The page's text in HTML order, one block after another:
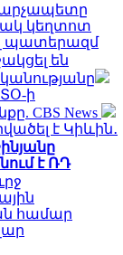
կեղտոտ
պատերազմ
են
ի
CBS News
է Կիևին․
է ՌԴ
համար